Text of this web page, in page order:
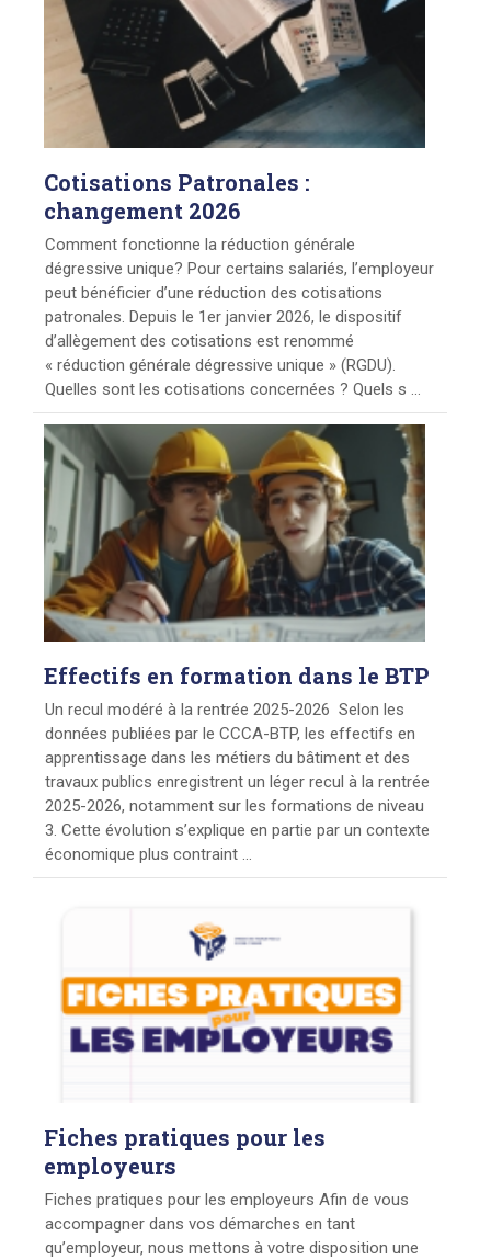
Cotisations Patronales :
changement 2026
Comment fonctionne la réduction générale
dégressive unique? Pour certains salariés, l’employeur
peut bénéficier d’une réduction des cotisations
patronales. Depuis le 1er janvier 2026, le dispositif
d’allègement des cotisations est renommé
« réduction générale dégressive unique » (RGDU).
Quelles sont les cotisations concernées ? Quels s ...
Effectifs en formation dans le BTP
Un recul modéré à la rentrée 2025-2026 Selon les
données publiées par le CCCA-BTP, les effectifs en
apprentissage dans les métiers du bâtiment et des
travaux publics enregistrent un léger recul à la rentrée
2025-2026, notamment sur les formations de niveau
3. Cette évolution s’explique en partie par un contexte
économique plus contraint ...
Fiches pratiques pour les
employeurs
Fiches pratiques pour les employeurs Afin de vous
accompagner dans vos démarches en tant
qu’employeur, nous mettons à votre disposition une